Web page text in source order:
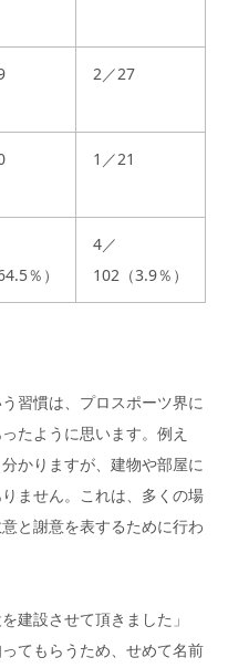
2／27
1／21
％）
4／
102（3.9％）
習慣は、プロスポーツ界に
たように思います。例え
かりますが、建物や部屋に
ません。これは、多くの場
と謝意を表するために行わ
建設させて頂きました」
てもらうため、せめて名前